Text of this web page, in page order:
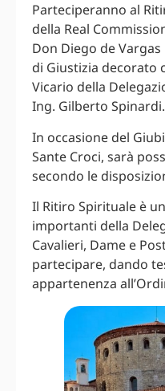
Parteciperanno al
della Real
Don Diego de
di Giustizia decorato
Vicario della
Ing. Gilberto Spinardi.
In occasione del
Sante Croci, sarà
secondo le
Il Ritiro Spirituale è
importanti della
Cavalieri, Dame e
partecipare, dando
appartenenza